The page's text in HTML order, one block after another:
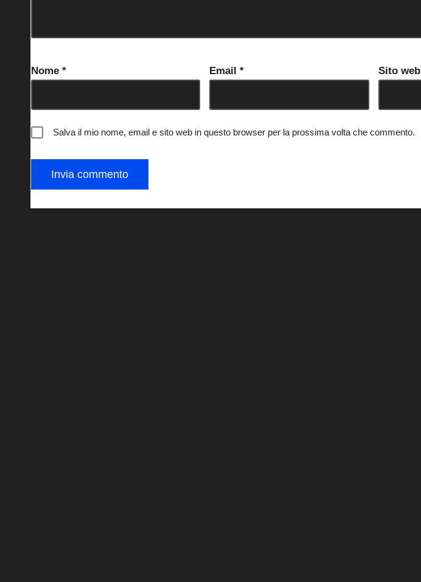
Nome * Email * Sito web
Salva il mio nome, email e sito web in questo browser per la prossima volta che commento.